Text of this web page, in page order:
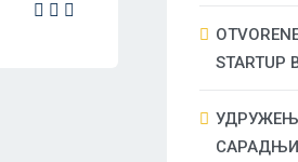
STARTUP
УДРУЖЕЊЕ